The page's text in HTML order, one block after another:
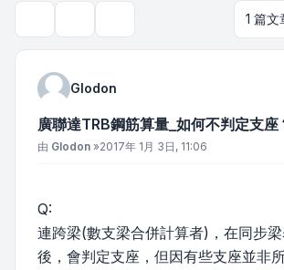
1 篇文
Glodon
廣聯達TRB鋼筋算量_如何不判定支座
文章
由 Glodon »2017年 1月 3日, 11:06
Q:
連跨梁(數支梁合併計算者)，在同步
後，會判定支座，但因有些支座並非